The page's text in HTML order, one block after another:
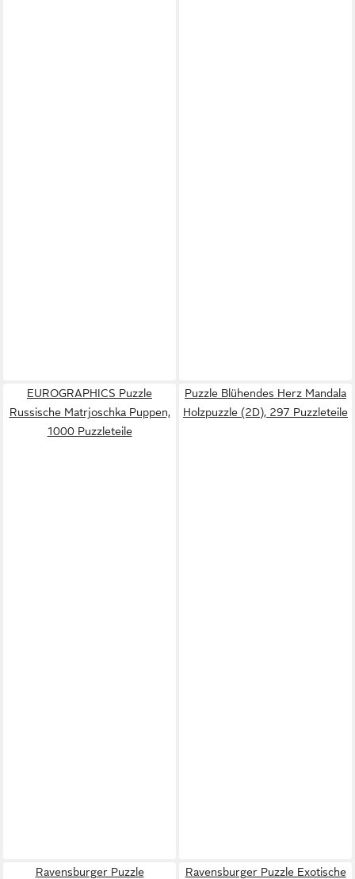
EUROGRAPHICS Puzzle
Russische Matrjoschka Puppen,
1000 Puzzleteile
Puzzle Blühendes Herz Mandala
Holzpuzzle (2D), 297 Puzzleteile
Ravensburger Puzzle Ravensburger Puzzle Exotische